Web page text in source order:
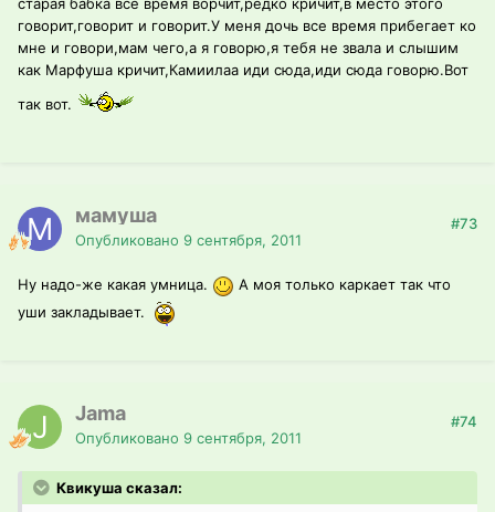
старая бабка все время ворчит,редко кричит,в место этого
говорит,говорит и говорит.У меня дочь все время прибегает ко
мне и говори,мам чего,а я говорю,я тебя не звала и слышим
как Марфуша кричит,Камиилаа иди сюда,иди сюда говорю.Вот
так вот.
мамуша
Опубликовано 9 сентября, 2011
#73
Ну надо-же какая умница.
А моя только каркает так что
уши закладывает.
Jama
Опубликовано 9 сентября, 2011
#74
Квикуша сказал: